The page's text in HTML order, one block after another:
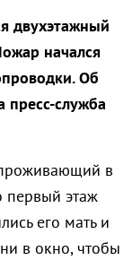
двухэтажный
начался
Об
пресс-служба
в
первый этаж
его мать и
в окно, чтобы